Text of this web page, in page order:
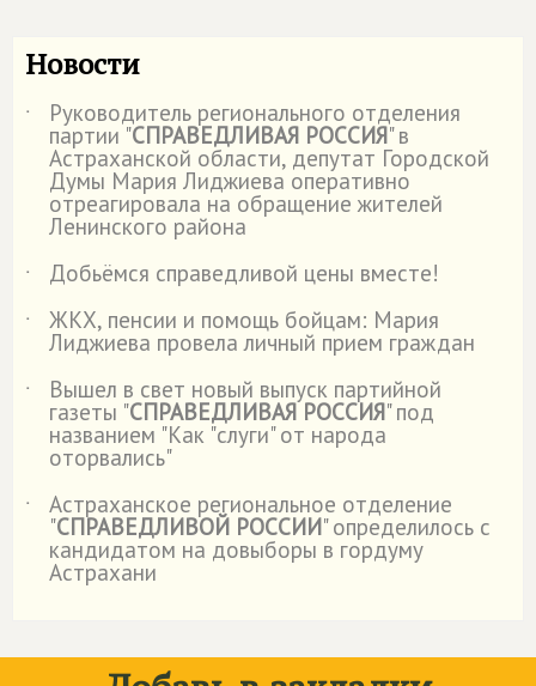
Новости
˙ Руководитель регионального отделения
партии "СПРАВЕДЛИВАЯ РОССИЯ" в
Астраханской области, депутат Городской
Думы Мария Лиджиева оперативно
отреагировала на обращение жителей
Ленинского района
˙
Добьёмся справедливой цены вместе!
˙
ЖКХ, пенсии и помощь бойцам: Мария
Лиджиева провела личный прием граждан
˙
Вышел в свет новый выпуск партийной
газеты "СПРАВЕДЛИВАЯ РОССИЯ" под
названием "Как "слуги" от народа
оторвались"
˙
Астраханское региональное отделение
"СПРАВЕДЛИВОЙ РОССИИ" определилось с
кандидатом на довыборы в гордуму
Астрахани